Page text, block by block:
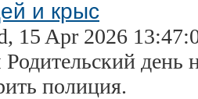
и крыс
15 Apr 2026
день
полиция.